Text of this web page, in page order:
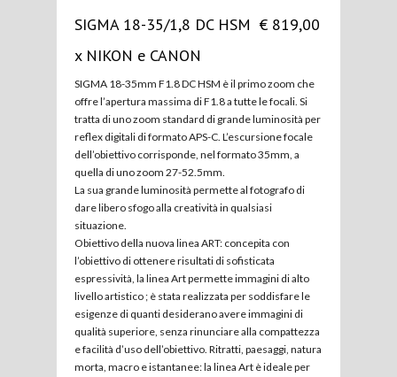
SIGMA 18-35/1,8 DC HSM € 819,00
x NIKON e CANON
SIGMA 18-35mm F1.8 DC HSM è il primo zoom che
offre l’apertura massima di F1.8 a tutte le focali. Si
tratta di uno zoom standard di grande luminosità per
reflex digitali di formato APS-C. L’escursione focale
dell’obiettivo corrisponde, nel formato 35mm, a
quella di uno zoom 27-52.5mm.
La sua grande luminosità permette al fotografo di
dare libero sfogo alla creatività in qualsiasi
situazione.
Obiettivo della nuova linea ART: concepita con
l’obiettivo di ottenere risultati di sofisticata
espressività, la linea Art permette immagini di alto
livello artistico ; è stata realizzata per soddisfare le
esigenze di quanti desiderano avere immagini di
qualità superiore, senza rinunciare alla compattezza
e facilità d’uso dell’obiettivo. Ritratti, paesaggi, natura
morta, macro e istantanee: la linea Art è ideale per